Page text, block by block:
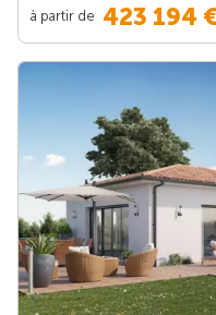
à partir de 423 194 €